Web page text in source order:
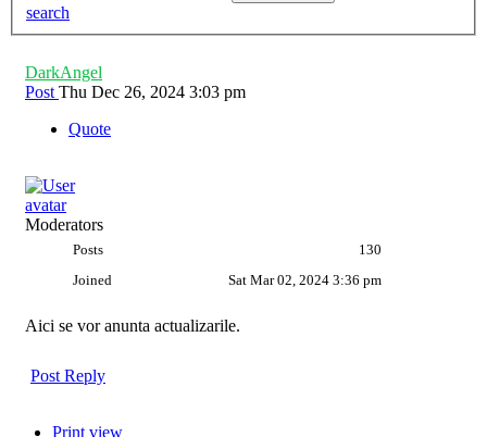
search
DarkAngel
Post Thu Dec 26, 2024 3:03 pm
Quote
Moderators
Posts
130
Joined
Sat Mar 02, 2024 3:36 pm
Aici se vor anunta actualizarile.
Post Reply
Print view